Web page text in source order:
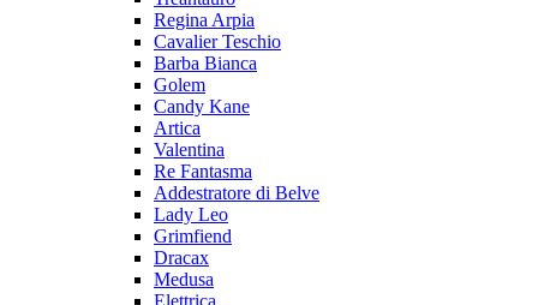
Regina Arpia
Cavalier Teschio
Barba Bianca
Golem
Candy Kane
Artica
Valentina
Re Fantasma
Addestratore di Belve
Lady Leo
Grimfiend
Dracax
Medusa